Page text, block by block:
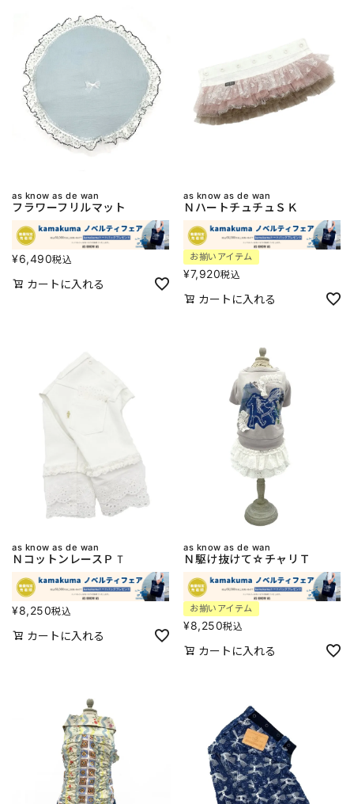
as know as de wan
フラワーフリルマット
¥6,490税込
カートに入れる
as know as de wan
ＮハートチュチュＳＫ
お揃いアイテム
¥7,920税込
カートに入れる
as know as de wan
ＮコットンレースＰＴ
¥8,250税込
カートに入れる
as know as de wan
Ｎ駆け抜けて☆チャリＴ
お揃いアイテム
¥8,250税込
カートに入れる